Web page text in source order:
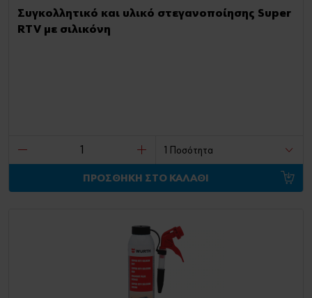
Συγκολλητικό και υλικό στεγανοποίησης Super
RTV με σιλικόνη
ΠΡΟΣΘΗΚΗ ΣΤΟ ΚΑΛΑΘΙ